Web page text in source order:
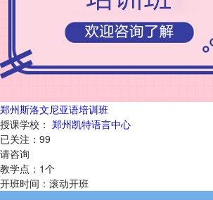
郑州斯洛文尼亚语培训班
授课学校： 郑州凯特语言中心
已关注： 99
请咨询
教学点： 1个
开班时间： 滚动开班